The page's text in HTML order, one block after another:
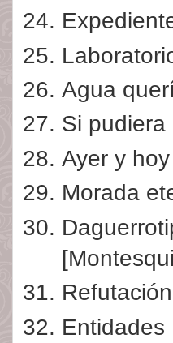
Agua
Si pudiera
Ayer y
Morada
Entidades